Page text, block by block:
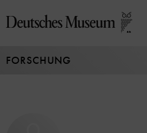
zum
FORSCHUNG